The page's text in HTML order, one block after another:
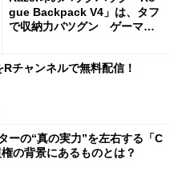
gue Backpack V4」は、タフ
で収納力バツグン ゲーマー
チャンネルで無料配信！
ーの“真の実力”を左右する「C
の背景にあるものとは？